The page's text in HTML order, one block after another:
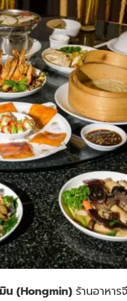
น (Hongmin) ร้านอาหา